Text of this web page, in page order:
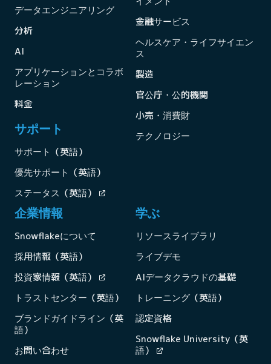
データエンジニアリング
分析
AI
アプリケーションとコラボ
レーション
料金
サポート
サポート（英語）
優先サポート（英語）
ステータス（英語）
金融サービス
ヘルスケア・ライフサイエン
ス
製造
官公庁・公的機関
小売・消費財
テクノロジー
企業情報
Snowflakeについて
採用情報（英語）
投資家情報（英語）
トラストセンター（英語）
ブランドガイドライン（英
語）
お問い合わせ
学ぶ
リソースライブラリ
ライブデモ
AIデータクラウドの基礎
トレーニング（英語）
認定資格
Snowflake University（英
語）